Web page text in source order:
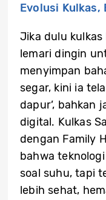
Evolusi Kulkas,
Jika dulu kulkas
lemari dingin
menyimpan
segar, kini ia
dapur’, bahkan
digital. Kulkas
dengan Family
bahwa
soal suhu, tapi
lebih sehat,